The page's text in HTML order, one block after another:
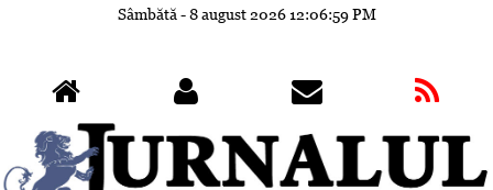
Sâmbătă - 8 august 202612:07:00 PM